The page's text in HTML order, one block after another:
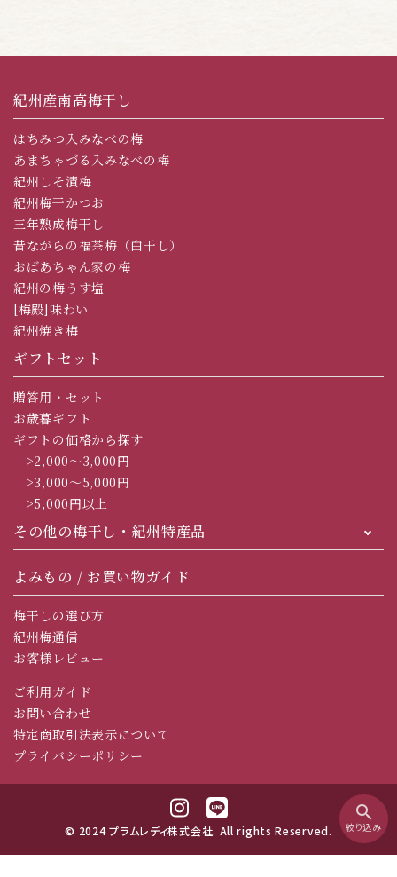
zoom_in
絞り込み
紀州産南高梅干し
はちみつ入みなべの梅
あまちゃづる入みなべの梅
紀州しそ漬梅
紀州梅干かつお
三年熟成梅干し
昔ながらの福茶梅（白干し）
おばあちゃん家の梅
紀州の梅うす塩
[梅殿]味わい
紀州焼き梅
ギフトセット
贈答用・セット
お歳暮ギフト
ギフトの価格から探す
>2,000～3,000円
>3,000～5,000円
>5,000円以上
その他の梅干し・紀州特産品
よみもの / お買い物ガイド
梅干しの選び方
紀州梅通信
お客様レビュー
ご利用ガイド
お問い合わせ
特定商取引法表示について
プライバシーポリシー
© 2024 プラムレディ株式会社. All rights Reserved.